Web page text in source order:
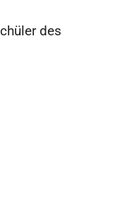
des